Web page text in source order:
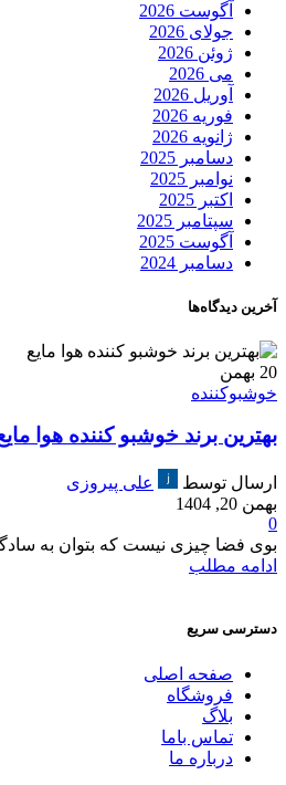
آگوست 2026
جولای 2026
ژوئن 2026
می 2026
آوریل 2026
فوریه 2026
ژانویه 2026
دسامبر 2025
نوامبر 2025
اکتبر 2025
سپتامبر 2025
آگوست 2025
دسامبر 2024
آخرین دیدگاه‌ها
20 بهمن
خوشبوکننده
بهترین برند خوشبو کننده هوا
ارسال توسط
علی پیروزی
بهمن 20, 1404
0
بوی فضا چیزی نیست که بتوان به
ادامه مطلب
دسترسی سریع
صفحه اصلی
فروشگاه
بلاگ
تماس باما
درباره ما